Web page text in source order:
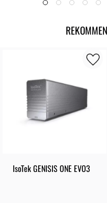
IsoTek GENISIS ONE EVO3